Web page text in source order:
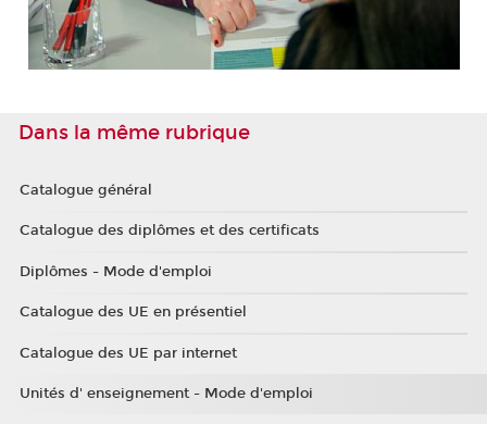
Dans la même rubrique
Catalogue général
Catalogue des diplômes et des certificats
Diplômes - Mode d'emploi
Catalogue des UE en présentiel
Catalogue des UE par internet
Unités d' enseignement - Mode d'emploi